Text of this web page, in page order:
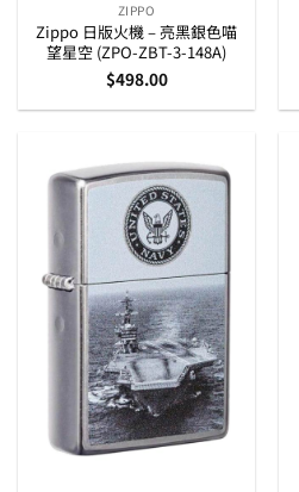
ZIPPO
Zippo 日版火機 – 亮黑銀色喵
望星空 (ZPO-ZBT-3-148A)
$498.00